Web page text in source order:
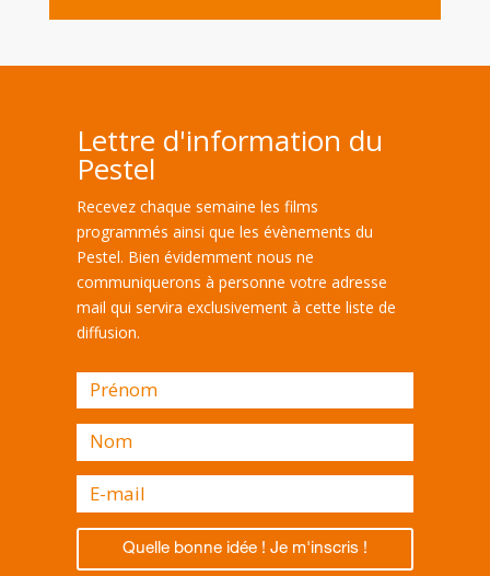
Lettre d'information du
Pestel
Recevez chaque semaine les films
programmés ainsi que les évènements du
Pestel. Bien évidemment nous ne
communiquerons à personne votre adresse
mail qui servira exclusivement à cette liste de
diffusion.
Quelle bonne idée ! Je m'inscris !